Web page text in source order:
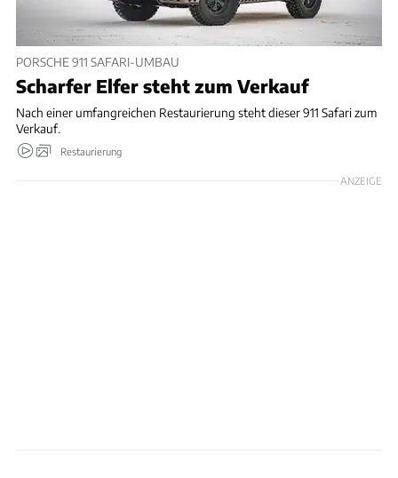
PORSCHE 911 SAFARI-UMBAU
Scharfer Elfer steht zum Verkauf
Nach einer umfangreichen Restaurierung steht dieser 911 Safari zum
Verkauf.
Restaurierung
ANZEIGE